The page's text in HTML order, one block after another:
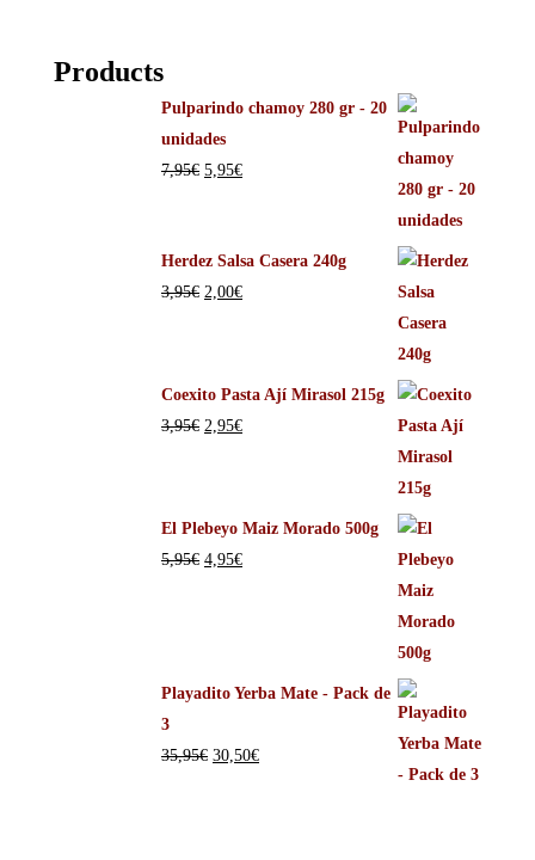
Products
Pulparindo chamoy 280 gr - 20
unidades
7,95€ 5,95€
Herdez Salsa Casera 240g
3,95€ 2,00€
Coexito Pasta Ají Mirasol 215g
3,95€ 2,95€
El Plebeyo Maiz Morado 500g
5,95€ 4,95€
Playadito Yerba Mate - Pack de
3
35,95€ 30,50€